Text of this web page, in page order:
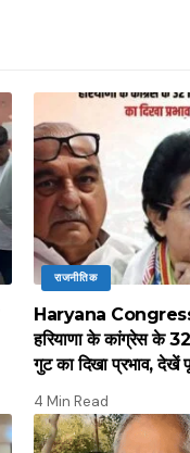
राजनीतिक
Haryana
हरियाणा के कांग्रेस के 32
गुट का दिखा प्रभाव, देखें
4 Min Read